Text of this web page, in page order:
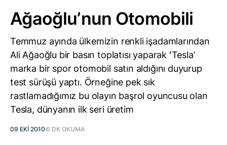
Ağaoğluʼnun Otomobili
Temmuz ayında ülkemizin renkli işadamlarından
Ali Ağaoğlu bir basın toplatısı yaparak ʻTeslaʼ
marka bir spor otomobil satın aldığını duyurup
test sürüşü yaptı. Örneğine pek sık
rastlamadığımız bu olayın başrol oyuncusu olan
Tesla, dünyanın ilk seri üretim
09 EKI 2010 6 DK OKUMA